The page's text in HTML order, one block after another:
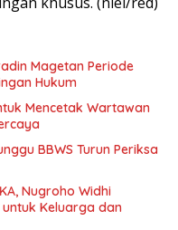
Magetan Periode
Hukum
Mencetak Wartawan
BBWS Turun Periksa
Nugroho Widhi
Keluarga dan